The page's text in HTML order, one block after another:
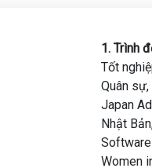
làm Credit risk model
vấn và đào tạo Power BI
1. Trình
Tốt
Quân
Japan
Nhật
Women